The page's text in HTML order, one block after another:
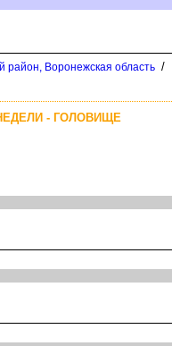
район, Воронежская область /
- ГОЛОВИЩЕ